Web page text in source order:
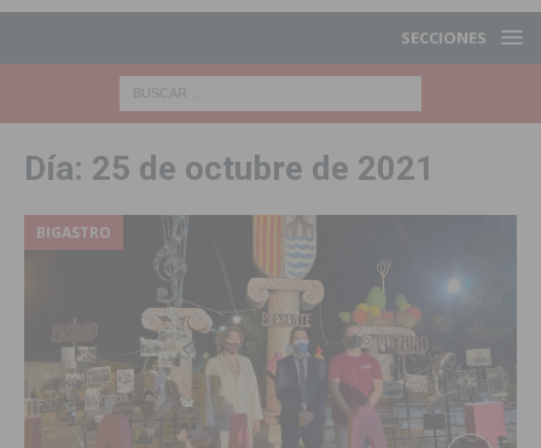
SECCIONES
Día: 25 de octubre de 2021
BIGASTRO